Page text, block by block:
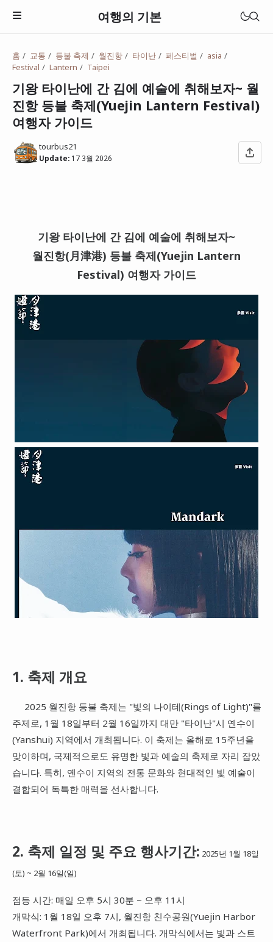
여행의 기본
프랑스
이탈리아
홈 교통 등불 축제 월진항 타이난 페스티벌
asia
Festival
Lantern Taipei
기왕 타이난에 간 김에 예술에 취해보자~ 월
진항 등불 축제(Yuejin Lantern Festival)
여행자 가이드
tourbus21
Update: 17 3월 2026
기왕 타이난에 간 김에 예술에 취해보자~
월진항(月津港) 등불 축제(Yuejin Lantern
Festival) 여행자 가이드
1. 축제 개요
2025 월진항 등불 축제는 "빛의 나이테(Rings of Light)"를
주제로, 1월 18일부터 2월 16일까지 대만 "타이난"시 옌수이
(Yanshui) 지역에서 개최됩니다. 이 축제는 올해로 15주년을
맞이하며, 국제적으로도 유명한 빛과 예술의 축제로 자리 잡았
습니다. 특히, 옌수이 지역의 전통 문화와 현대적인 빛 예술이
결합되어 독특한 매력을 선사합니다.
2. 축제 일정 및 주요 행사기간: 2025년 1월 18일
(토) ~ 2월 16일(일)
점등 시간: 매일 오후 5시 30분 ~ 오후 11시
개막식: 1월 18일 오후 7시, 월진항 친수공원(Yuejin Harbor
Waterfront Park)에서 개최됩니다. 개막식에서는 빛과 스트